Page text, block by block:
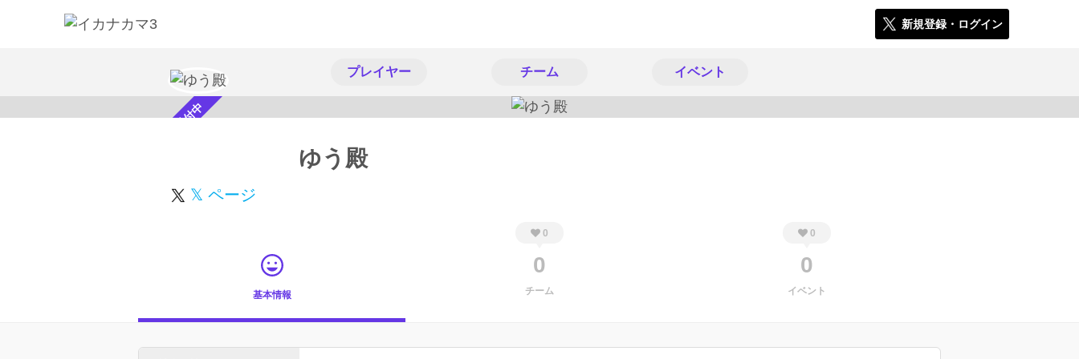
新規登録・ログイン
プレイヤー チーム イベント
スカウト受付中 ゆう殿
𝕏 ページ
基本情報
0
0
チーム
0
0
イベント